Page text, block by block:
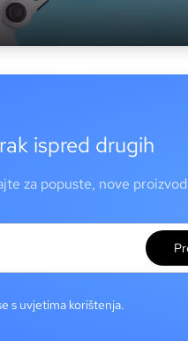
ispred drugih
za popuste, nove
s uvjetima korištenja.